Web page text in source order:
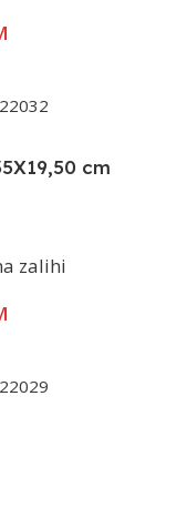
cm
zalihi